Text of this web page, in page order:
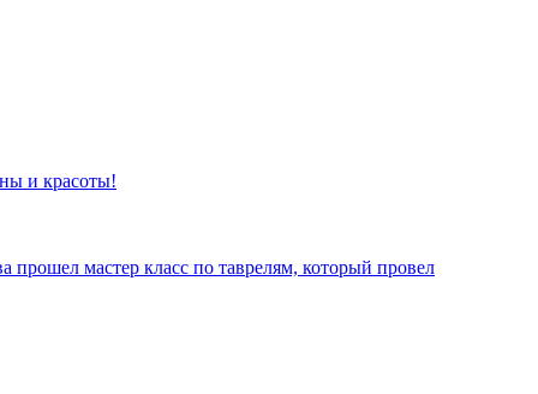
и красоты!
прошел мастер класс по таврелям, который провел